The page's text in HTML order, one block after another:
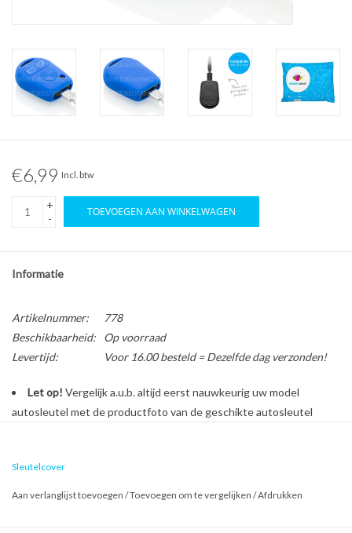
€6,99 Incl. btw
+
-
TOEVOEGEN AAN WINKELWAGEN
Informatie
Artikelnummer:
778
Beschikbaarheid:
Op voorraad
Levertijd:
Voor 16.00 besteld = Dezelfde dag verzonden!
Let op! Vergelijk a.u.b. altijd eerst nauwkeurig uw model
autosleutel met de productfoto van de geschikte autosleutel
Sleutelcover
Aan verlanglijst toevoegen /Toevoegen om te vergelijken /Afdrukken